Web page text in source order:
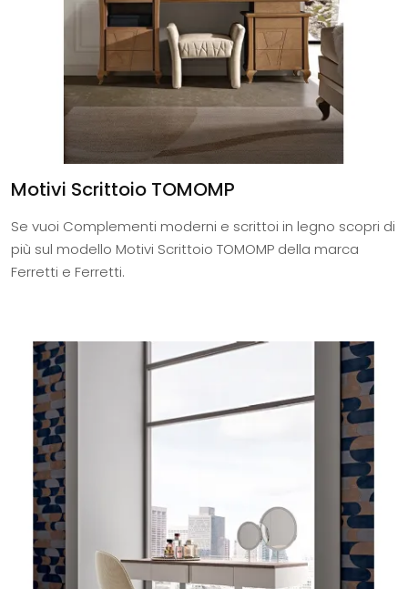
Motivi Scrittoio TOMOMP
Se vuoi Complementi moderni e scrittoi in legno scopri di
più sul modello Motivi Scrittoio TOMOMP della marca
Ferretti e Ferretti.